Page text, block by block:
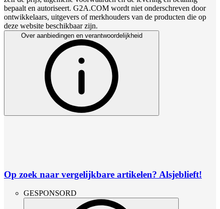
bepaalt en autoriseert. G2A.COM wordt niet onderschreven door
ontwikkelaars, uitgevers of merkhouders van de producten die op
deze website beschikbaar zijn.
Over aanbiedingen en verantwoordelijkheid
Op zoek naar vergelijkbare artikelen? Alsjeblieft!
GESPONSORD